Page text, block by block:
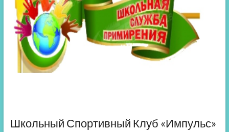
Школьный Спортивный Клуб «Импульс»